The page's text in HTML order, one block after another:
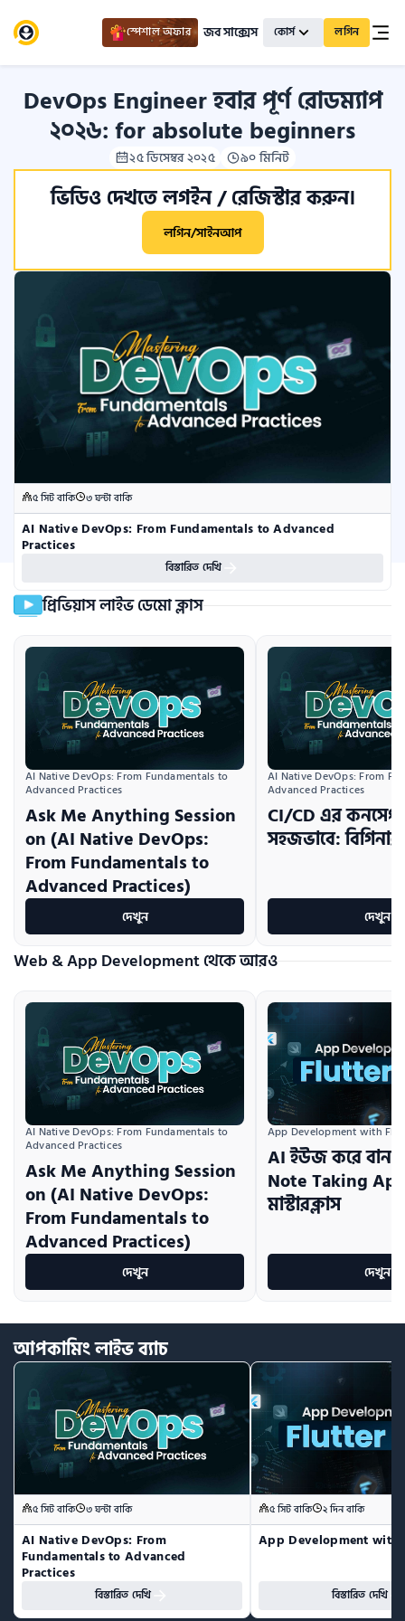
স্পেশাল অফার জব সাক্সেস কোর্স লগিন
DevOps Engineer হবার পূর্ণ রোডম্যাপ
২০২৬: for absolute beginners
২৫ ডিসেম্বর ২০২৫ ৯০ মিনিট
ভিডিও দেখতে লগইন / রেজিস্টার করুন।
লগিন/সাইনআপ
৫ সিট বাকি ৩ ঘন্টা বাকি
AI Native DevOps: From Fundamentals to Advanced
Practices
বিস্তারিত দেখি
প্রিভিয়াস লাইভ ডেমো ক্লাস
AI Native DevOps: From Fundamentals to
Advanced Practices
Ask Me Anything Session
on (AI Native DevOps:
From Fundamentals to
Advanced Practices)
দেখুন
AI Native DevOps: From
Advanced Practices
CI/CD এর
সহজভাবে:
দেখুন
Web & App Development থেকে আরও
AI Native DevOps: From Fundamentals to
Advanced Practices
Ask Me Anything Session
on (AI Native DevOps:
From Fundamentals to
Advanced Practices)
দেখুন
App Development with
AI ইউজ করে
Note Taking
মাস্টারক্লাস
দেখুন
আপকামিংলাইভব্যাচ
৫ সিট বাকি ৩ ঘন্টা বাকি
AI Native DevOps: From
Fundamentals to Advanced
Practices
বিস্তারিত দেখি
৫ সিট বাকি ২ দিন বাকি
App Development with
বিস্তারিত দেখি